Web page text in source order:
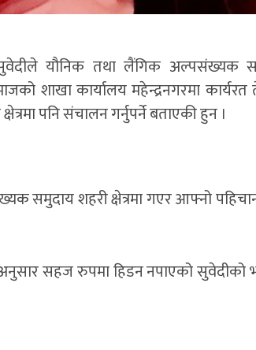
सुवेदीले यौनिक तथा लैंगिक अल्पसंख्यक
शाखा कार्यालय महेन्द्रनगरमा कार्यरत
पनि संचालन गर्नुपर्ने बताएकी हुन ।
समुदाय शहरी क्षेत्रमा गएर आफ्नो
सहज रुपमा हिडन नपाएको सुवेदीको